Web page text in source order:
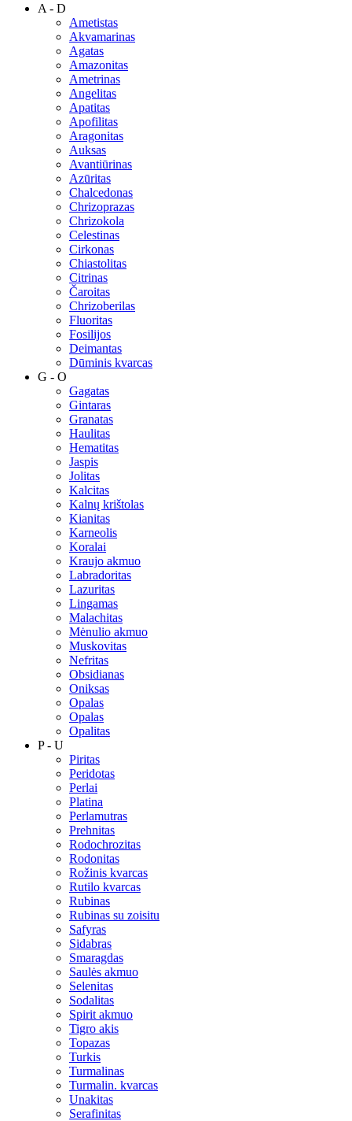
A - D
Ametistas
Akvamarinas
Agatas
Amazonitas
Ametrinas
Angelitas
Apatitas
Apofilitas
Aragonitas
Auksas
Avantiūrinas
Azūritas
Chalcedonas
Chrizoprazas
Chrizokola
Celestinas
Cirkonas
Chiastolitas
Citrinas
Čaroitas
Chrizoberilas
Fluoritas
Fosilijos
Deimantas
Dūminis kvarcas
G - O
Gagatas
Gintaras
Granatas
Haulitas
Hematitas
Jaspis
Jolitas
Kalcitas
Kalnų krištolas
Kianitas
Karneolis
Koralai
Kraujo akmuo
Labradoritas
Lazuritas
Lingamas
Malachitas
Mėnulio akmuo
Muskovitas
Nefritas
Obsidianas
Oniksas
Opalas
Opalas
Opalitas
P - U
Piritas
Peridotas
Perlai
Platina
Perlamutras
Prehnitas
Rodochrozitas
Rodonitas
Rožinis kvarcas
Rutilo kvarcas
Rubinas
Rubinas su zoisitu
Safyras
Sidabras
Smaragdas
Saulės akmuo
Selenitas
Sodalitas
Spirit akmuo
Tigro akis
Topazas
Turkis
Turmalinas
Turmalin. kvarcas
Unakitas
Serafinitas